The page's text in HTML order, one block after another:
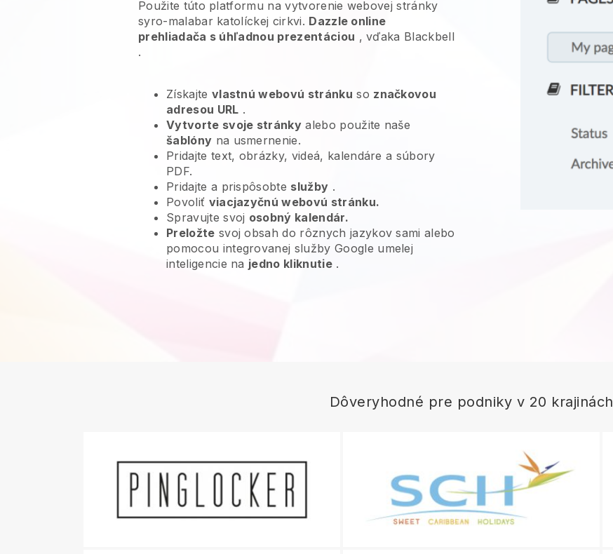
Použite túto platformu na vytvorenie webovej stránky
syro-malabar katolíckej cirkvi. Dazzle online
prehliadača s úhľadnou prezentáciou , vďaka Blackbell
.
Získajte vlastnú webovú stránku so značkovou
adresou URL .
Vytvorte svoje stránky alebo použite naše
šablóny na usmernenie.
Pridajte text, obrázky, videá, kalendáre a súbory
PDF.
Pridajte a prispôsobte služby .
Povoliť viacjazyčnú webovú stránku.
Spravujte svoj osobný kalendár.
Preložte svoj obsah do rôznych jazykov sami alebo
pomocou integrovanej služby Google umelej
inteligencie na jedno kliknutie.
Dôveryhodné pre podniky v 20 krajinách